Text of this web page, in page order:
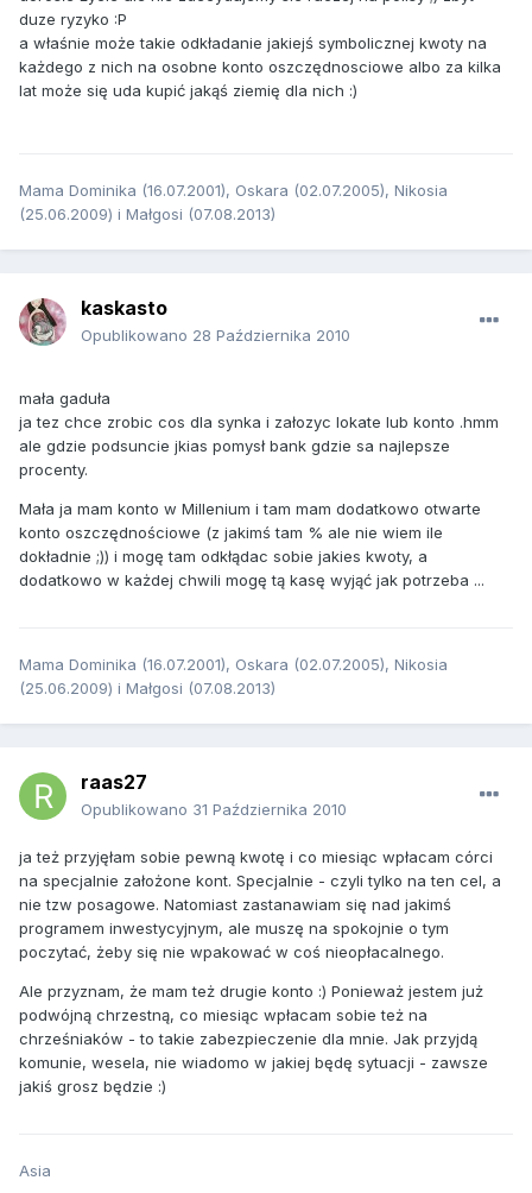
duze ryzyko :P
a właśnie może takie odkładanie jakiejś symbolicznej kwoty na
każdego z nich na osobne konto oszczędnosciowe albo za kilka
lat może się uda kupić jakąś ziemię dla nich :)
Mama Dominika (16.07.2001), Oskara (02.07.2005), Nikosia
(25.06.2009) i Małgosi (07.08.2013)
kaskasto
Opublikowano 28 Października 2010
mała gaduła
ja tez chce zrobic cos dla synka i załozyc lokate lub konto .hmm
ale gdzie podsuncie jkias pomysł bank gdzie sa najlepsze
procenty.
Mała ja mam konto w Millenium i tam mam dodatkowo otwarte
konto oszczędnościowe (z jakimś tam % ale nie wiem ile
dokładnie ;)) i mogę tam odkłądac sobie jakies kwoty, a
dodatkowo w każdej chwili mogę tą kasę wyjąć jak potrzeba ...
Mama Dominika (16.07.2001), Oskara (02.07.2005), Nikosia
(25.06.2009) i Małgosi (07.08.2013)
raas27
Opublikowano 31 Października 2010
ja też przyjęłam sobie pewną kwotę i co miesiąc wpłacam córci
na specjalnie założone kont. Specjalnie - czyli tylko na ten cel, a
nie tzw posagowe. Natomiast zastanawiam się nad jakimś
programem inwestycyjnym, ale muszę na spokojnie o tym
poczytać, żeby się nie wpakować w coś nieopłacalnego.
Ale przyznam, że mam też drugie konto :) Ponieważ jestem już
podwójną chrzestną, co miesiąc wpłacam sobie też na
chrześniaków - to takie zabezpieczenie dla mnie. Jak przyjdą
komunie, wesela, nie wiadomo w jakiej będę sytuacji - zawsze
jakiś grosz będzie :)
Asia